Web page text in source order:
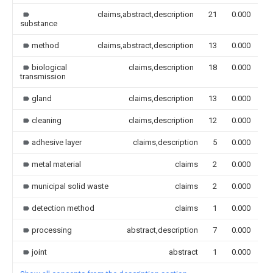
substance
claims,abstract,description 21 0.000
method claims,abstract,description 13 0.000
biological
transmission
claims,description 18 0.000
gland claims,description 13 0.000
cleaning claims,description 12 0.000
adhesive layer claims,description 5 0.000
metal material claims 2 0.000
municipal solid waste claims 2 0.000
detection method claims 1 0.000
processing abstract,description 7 0.000
joint abstract 1 0.000